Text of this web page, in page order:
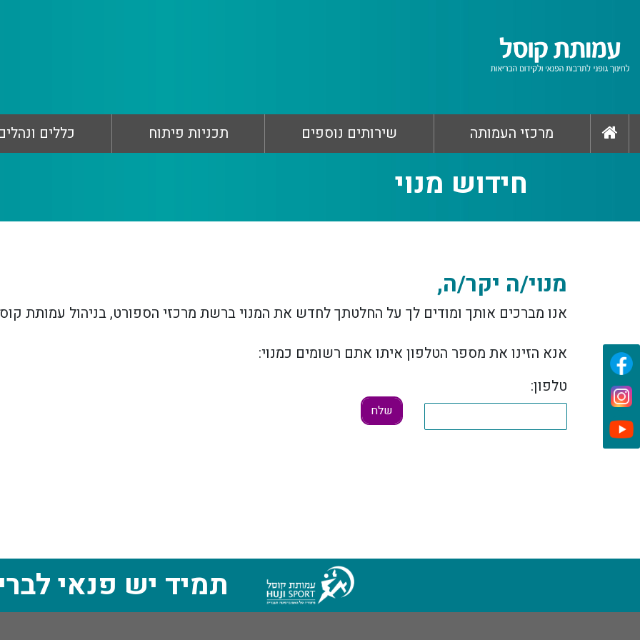
מרכזי העמותה שירותים נוספים תכניות פיתוח כללים
חידוש מנוי
מנוי/ה יקר/ה,
אנו מברכים אותך ומודים לך על החלטתך לחדש את המנוי ברשת מרכזי הספורט, בניהול עמותת
אנא הזינו את מספר הטלפון איתו אתם רשומים כמנוי:
טלפון:
תמיד יש פנאי